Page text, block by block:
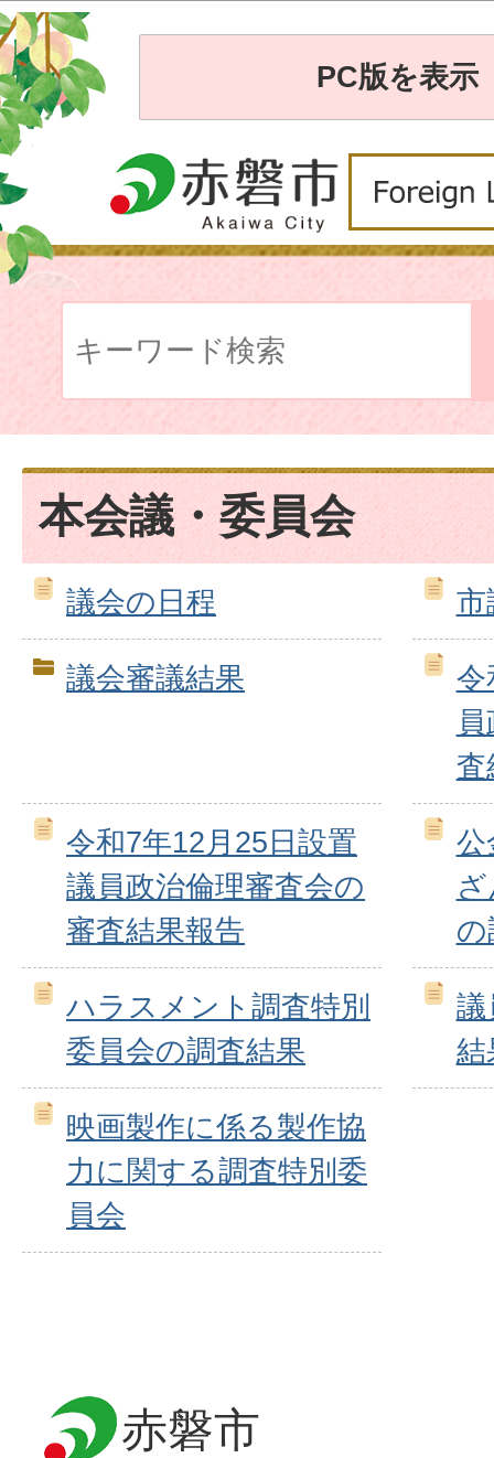
PC版を表示
本会議・委員会
議会の日程 市
議会審議結果
令
査
令和7年12月25日設置
議員政治倫理審査会の
審査結果報告
公
の
ハラスメント調査特別
委員会の調査結果
議
結
映画製作に係る製作協
力に関する調査特別委
員会
赤磐市